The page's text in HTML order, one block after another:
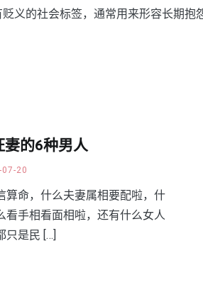
贬义的社会标签，通常用来形容长期
的6种男人
20
命，什么夫妻属相要配啦，什
看手相看面相啦，还有什么女人
只是民 […]